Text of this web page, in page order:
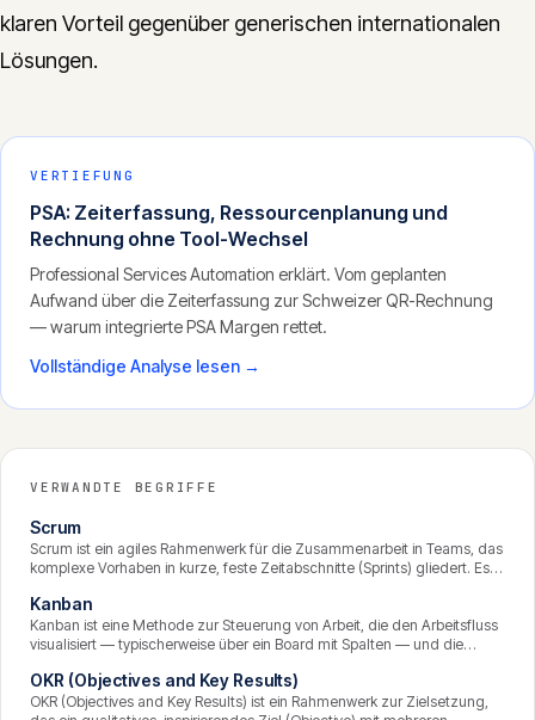
klaren Vorteil gegenüber generischen internationalen
Lösungen.
VERTIEFUNG
PSA: Zeiterfassung, Ressourcenplanung und
Rechnung ohne Tool-Wechsel
Professional Services Automation erklärt. Vom geplanten
Aufwand über die Zeiterfassung zur Schweizer QR-Rechnung
— warum integrierte PSA Margen rettet.
Vollständige Analyse lesen →
VERWANDTE BEGRIFFE
Scrum
Scrum ist ein agiles Rahmenwerk für die Zusammenarbeit in Teams, das
komplexe Vorhaben in kurze, feste Zeitabschnitte (Sprints) gliedert. Es
Lieferung, Selbstorganisation und kontinuierliche Verbesserung. Scrum
ist das verbreitetste agile Rahmenwerk weltweit.
Kanban
Kanban ist eine Methode zur Steuerung von Arbeit, die den Arbeitsfluss
visualisiert — typischerweise über ein Board mit Spalten — und die
gleichmässiger, störungsfreier Fluss der Arbeit. Kanban ist evolutionär,
lässt sich auf bestehende Prozesse aufsetzen und gut mit anderen
OKR (Objectives and Key Results)
OKR (Objectives and Key Results) ist ein Rahmenwerk zur Zielsetzung,